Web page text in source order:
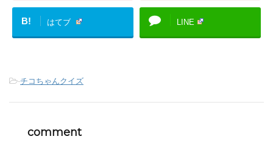
B! はてブ LINE
-チコちゃんクイズ
comment